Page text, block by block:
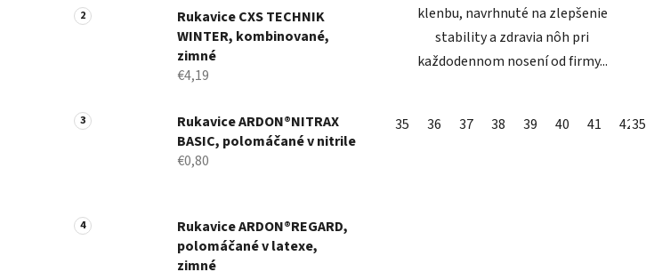
Rukavice CXS TECHNIK
WINTER, kombinované,
zimné
€4,19
Rukavice ARDON®NITRAX
BASIC, polomáčané v nitrile
€0,80
Rukavice ARDON®REGARD,
polomáčané v latexe,
zimné
klenbu, navrhnuté na zlepšenie
stability a zdravia nôh pri
každodennom nosení od firmy...
35 36 37 38 39 40 41 4235